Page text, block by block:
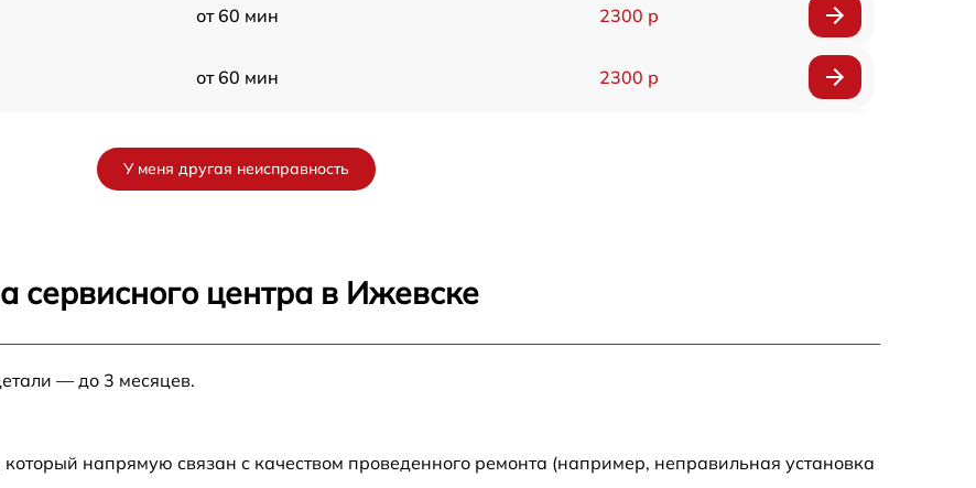
от 60 мин 2300 р
от 60 мин 2300 р
У меня другая неисправность
сервисного центра в Ижевске
— до 3 месяцев.
напрямую связан с качеством проведенного ремонта (например, неправильная установка